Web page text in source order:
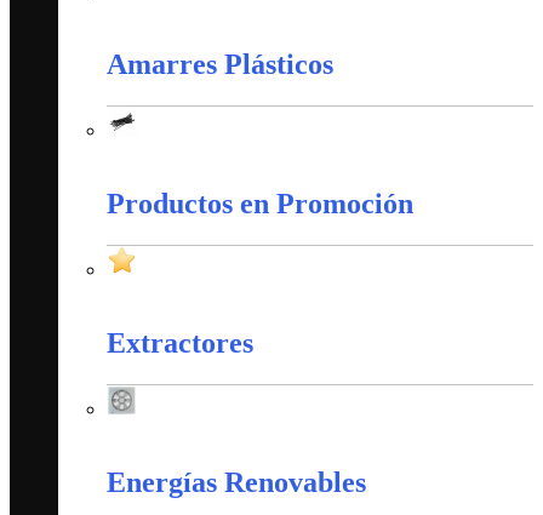
Amarres Plásticos
Productos en Promoción
Extractores
Energías Renovables